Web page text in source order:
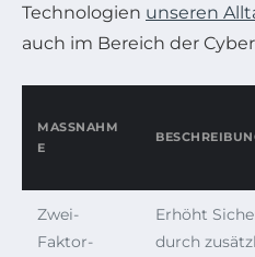
Technologien unseren
auch im Bereich der
MASSNAHME
Zwei-
Faktor-
Erhöht
durch